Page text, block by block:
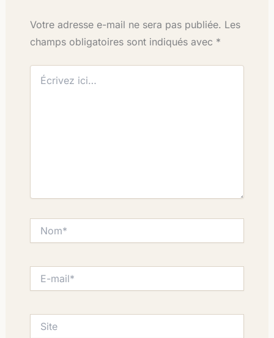
Votre adresse e-mail ne sera pas publiée. Les
champs obligatoires sont indiqués avec *
Écrivez
ici…
mail*